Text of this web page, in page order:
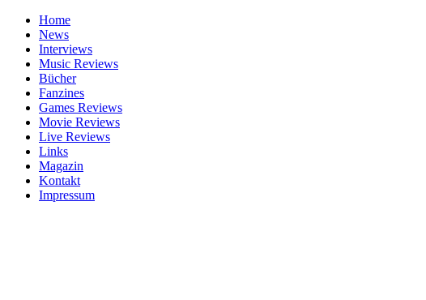
Home
News
Interviews
Music Reviews
Bücher
Fanzines
Games Reviews
Movie Reviews
Live Reviews
Links
Magazin
Kontakt
Impressum